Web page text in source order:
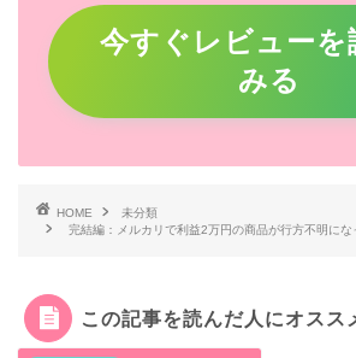
今すぐレビューを
みる
HOME
未分類
完結編：メルカリで利益2万円の商品が行方不明にな
この記事を読んだ人にオスス